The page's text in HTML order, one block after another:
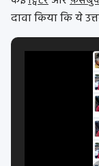
दावा किया कि ये